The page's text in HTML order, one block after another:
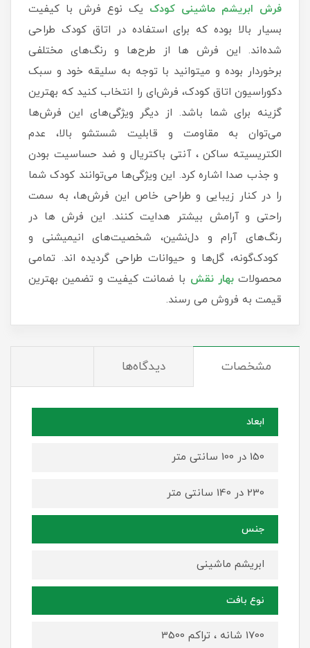
فرش‌ ابریشم ماشینی کودک یک نوع فرش با کیفیت
بسیار بالا بوده که برای استفاده در اتاق کودک طراحی
شده‌اند. این فرش ها از طرح‌ها و رنگ‌های مختلفی
برخوردار بوده و میتوانید با توجه به سلیقه خود و سبک
دکوراسیون اتاق کودک، فرش‌ای را انتخاب کنید که بهترین
گزینه برای شما باشد. از دیگر ویژگی‌های این فرش‌ها
می‌توان به مقاومت و قابلیت شستشو بالا، عدم
الکتریسیته ساکن ، آنتی باکتریال و ضد حساسیت بودن
و جذب صدا اشاره کرد. این ویژگی‌ها می‌توانند کودک شما
را در کنار زیبایی و طراحی خاص این فرش‌ها، به سمت
راحتی و آرامش بیشتر هدایت کنند. این فرش ها در
رنگ‌های آرام و دل‌نشین، شخصیت‌های انیمیشنی و
کودک‌گونه، گل‌ها و حیوانات طراحی گردیده اند. تمامی
محصولاتبهار نقش با ضمانت کیفیت و تضمین بهترین
قیمت به فروش می رسند.
مشخصات دیدگاه‌ها
ابعاد
150 در 100 سانتی متر
230 در 140 سانتی متر
جنس
ابریشم ماشینی
نوع بافت
1700 شانه ، تراکم 3500